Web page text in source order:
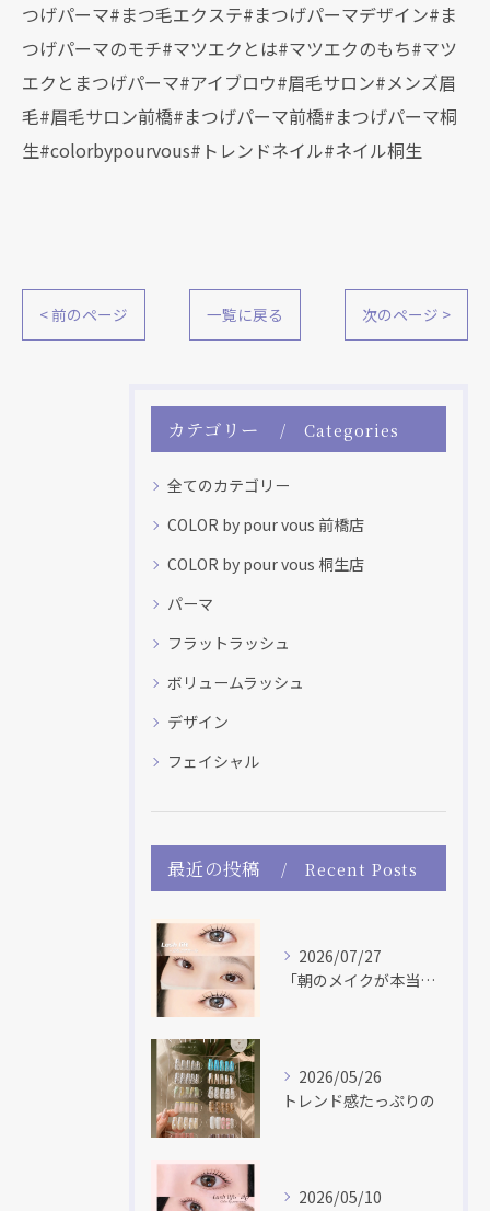
つげパーマ#まつ毛エクステ#まつげパーマデザイン#ま
つげパーマのモチ#マツエクとは#マツエクのもち#マツ
エクとまつげパーマ#アイブロウ#眉毛サロン#メンズ眉
毛#眉毛サロン前橋#まつげパーマ前橋#まつげパーマ桐
生#colorbypourvous#トレンドネイル#ネイル桐生
< 前のページ 一覧に戻る 次のページ >
カテゴリー Categories
全てのカテゴリー
COLOR by pour vous 前橋店
COLOR by pour vous 桐生店
パーマ
フラットラッシュ
ボリュームラッシュ
デザイン
フェイシャル
最近の投稿 Recent Posts
2026/07/27
「朝のメイクが本当に楽になった！」 「マスカラだけで盛れる♡...
2026/05/26
トレンド感たっぷりの
2026/05/10